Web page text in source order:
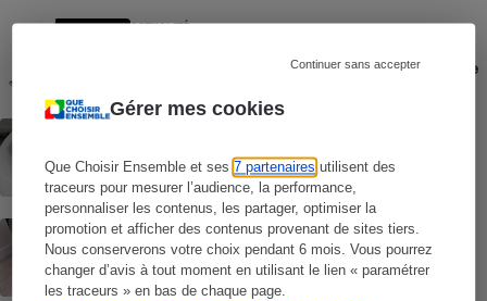
Gérer mes cookies
Que Choisir Ensemble et ses7 partenaires utilisent des
traceurs pour mesurer l’audience, la performance,
personnaliser les contenus, les partager, optimiser la
promotion et afficher des contenus provenant de sites tiers.
Nous conserverons votre choix pendant 6 mois. Vous pourrez
changer d’avis à tout moment en utilisant le lien « paramétrer
les traceurs » en bas de chaque page.
Continuer sans accepter
ACTUALITÉ
Silvercrest présente un risque d’incendie
le FreshOne de Polara ?
ACTUALITÉ
Canicule - Attention aux rafraîchisseurs
d’air présentés comme des climatiseurs
mobiles sans tuyau